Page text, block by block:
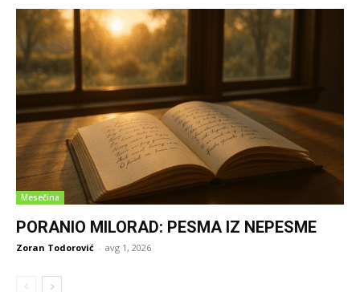
Mesečina
PORANIO MILORAD: PESMA IZ NEPESME
Zoran Todorović - avg 1, 2026